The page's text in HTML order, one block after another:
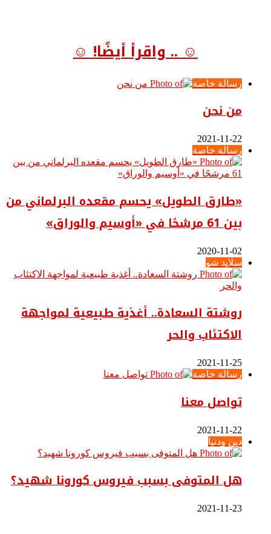
☺ .. واقرأ أيضًا! ☺
رسالة خاصة
من نحن
2021-11-22
رسالة خاصة
«طارق الطويل» يحسم مقعده البرلماني من
بين 61 مرشحًا في «أوسيم والوراق»
2020-11-02
سلايد شو
روشتة السعادة.. أغذية طبيعية لمواجهة
الاكتئاب والحر
2021-11-25
رسالة خاصة
تواصل معنا
2021-11-22
دين ودنيا
هل المتوفى بسبب فيروس كورونا شهيد؟
2021-11-23